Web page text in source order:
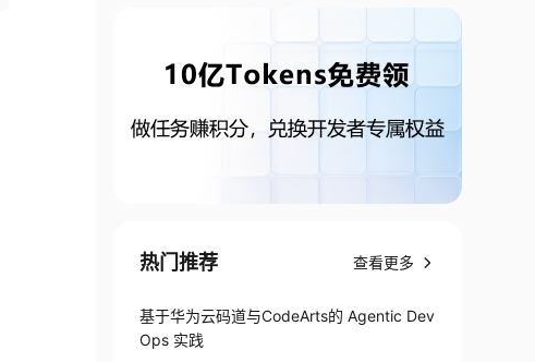
热门推荐 查看更多
基于华为云码道与CodeArts的 Agentic Dev
Ops 实践